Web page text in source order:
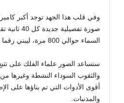
صورة
السماء حوالي 800 مرة، ليبني رقما قياسيا لمليارات الأجسام.
ستساعد الصور علماء الفلك على
والثقوب السوداء النشطة وغيرها
أقوى الأدوات التي تم بناؤها على
والمذنبات.